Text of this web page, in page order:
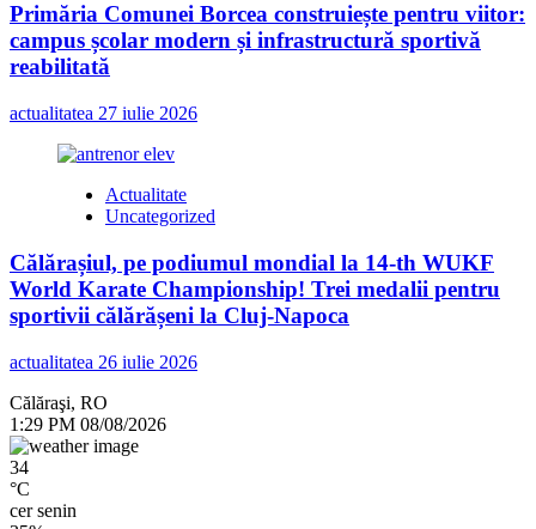
Primăria Comunei Borcea construiește pentru viitor:
campus școlar modern și infrastructură sportivă
reabilitată
actualitatea 27 iulie 2026
Actualitate
Uncategorized
Călărașiul, pe podiumul mondial la 14-th WUKF
World Karate Championship! Trei medalii pentru
sportivii călărășeni la Cluj-Napoca
actualitatea 26 iulie 2026
Călăraşi, RO
1:29 PM 08/08/2026
34
°C
cer senin